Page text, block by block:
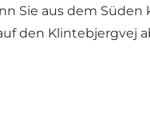
Sie aus dem
den Klintebjergvej